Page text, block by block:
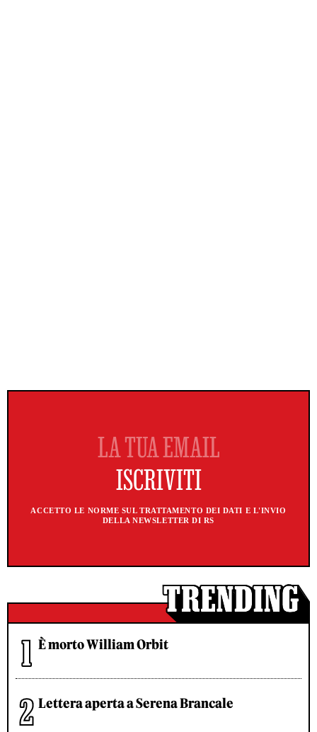
ACCETTO LE NORME SUL TRATTAMENTO DEI DATI E L'INVIO
DELLA NEWSLETTER DI RS
È morto William Orbit
Lettera aperta a Serena Brancale